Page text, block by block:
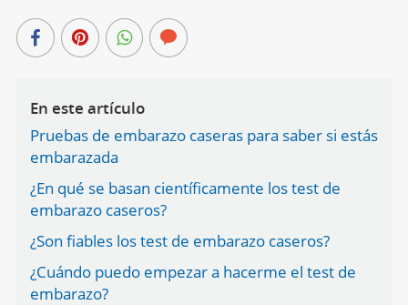
En este artículo
Pruebas de embarazo caseras para saber si estás
embarazada
¿En qué se basan científicamente los test de
embarazo caseros?
¿Son fiables los test de embarazo caseros?
¿Cuándo puedo empezar a hacerme el test de
embarazo?